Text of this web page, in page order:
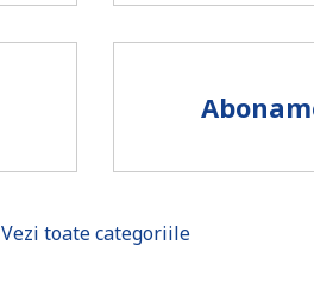
Vezi toate categoriile